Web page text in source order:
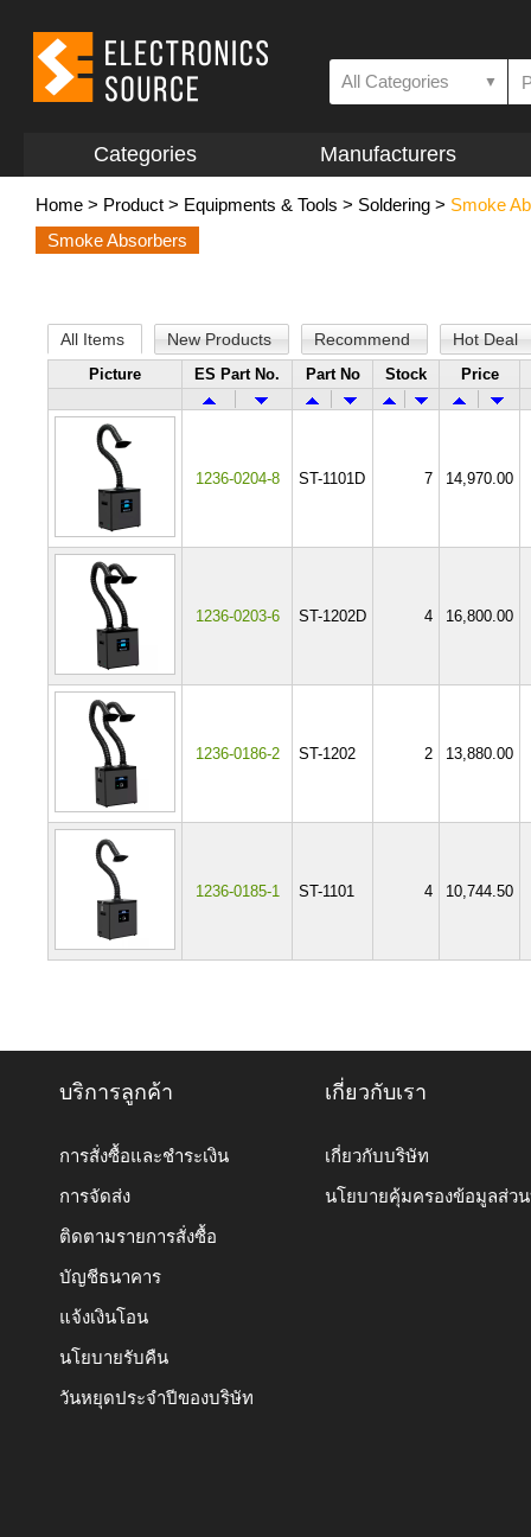
All Categories ▼
Categories Manufacturers
Home > Product > Equipments & Tools > Soldering > Smoke
Smoke Absorbers
All Items New Products Recommend Hot Deal
Picture ES Part No. Part No Stock Price
1236-0204-8 ST-1101D 7 14,970.00
1236-0203-6 ST-1202D 4 16,800.00
1236-0186-2 ST-1202 2 13,880.00
1236-0185-1 ST-1101 4 10,744.50
บริการลูกค้า
การสั่งซื้อและชำระเงิน
การจัดส่ง
ติดตามรายการสั่งซื้อ
บัญชีธนาคาร
แจ้งเงินโอน
นโยบายรับคืน
วันหยุดประจำปีของบริษัท
เกี่ยวกับเรา
เกี่ยวกับบริษัท
นโยบายคุ้มครองข้อมูลส่ว